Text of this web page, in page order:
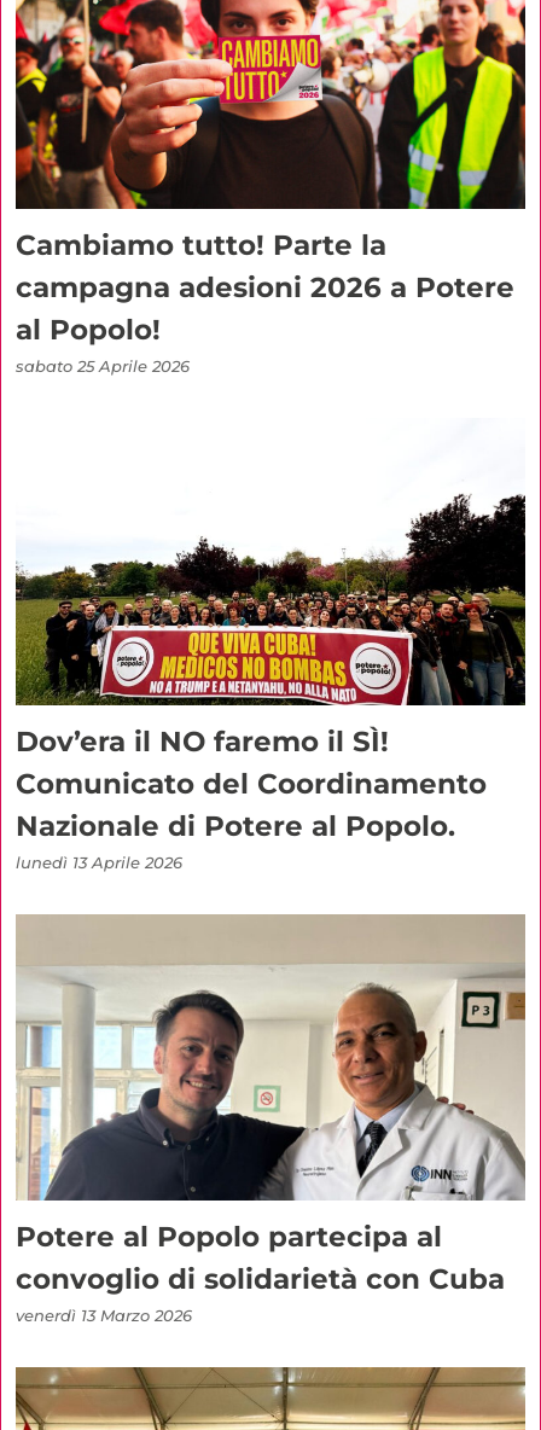
Cambiamo tutto! Parte la
campagna adesioni 2026 a Potere
al Popolo!
sabato 25 Aprile 2026
Dov’era il NO faremo il SÌ!
Comunicato del Coordinamento
Nazionale di Potere al Popolo.
lunedì 13 Aprile 2026
Potere al Popolo partecipa al
convoglio di solidarietà con Cuba
venerdì 13 Marzo 2026